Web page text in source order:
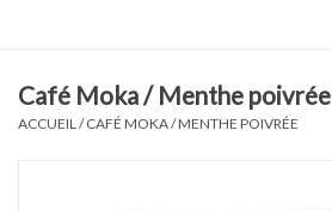
Art de la table
Café Moka / Menthe poivrée
ACCUEIL /CAFÉ MOKA / MENTHE POIVRÉE